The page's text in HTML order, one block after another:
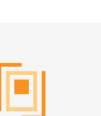
بهذا الإنجاز، تؤكد
إنه إنجاز يفتح الآفاق
والذكاء الاصطناعي،
ليبقى الإنسان هو